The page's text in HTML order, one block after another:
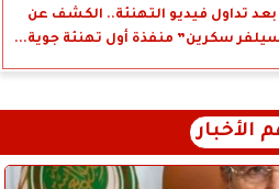
بعد تداول فيديو التهنئة.. الكشف عن
سكرين” منفذة أول تهنئة جوية...
الأخبار